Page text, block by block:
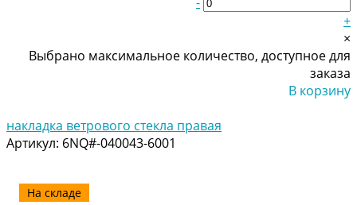
+
×
Выбрано максимальное количество, доступное для
заказа
В корзину
накладка ветрового стекла правая
Артикул: 6NQ#-040043-6001
На складе